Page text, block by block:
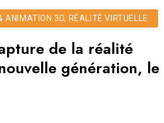
ANIMATION 3D, RÉALITÉ VIRTUELLE
de la réalité
génération, le